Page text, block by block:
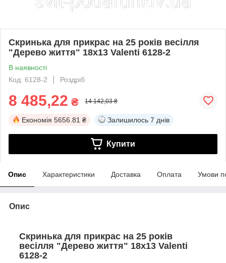
Скринька для прикрас на 25 років весілля
"Дерево життя" 18х13 Valenti 6128-2
В наявності
Код: 6128-2
Роздріб
8 485,22 ₴ 14 142,03 ₴
Економія 5656.81 ₴ Залишилось 7 днів
Купити
Опис Характеристики Доставка Оплата Умови
Опис
Скринька для прикрас на 25 років
весілля "Дерево життя" 18х13 Valenti
6128-2